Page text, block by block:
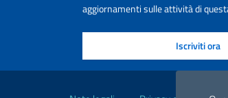
aggiornamenti sulle attività di